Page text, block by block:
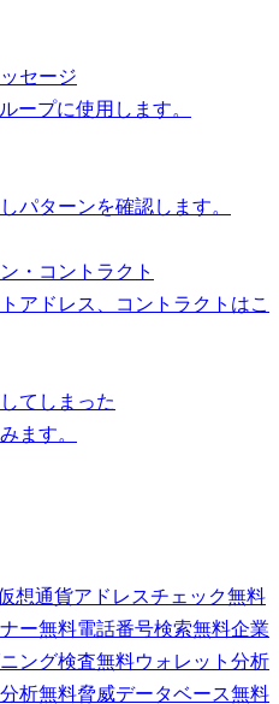
セージ
ープに使用します。
パターンを確認します。
・コントラクト
アドレス、コントラクトはこ
てしまった
ます。
想通貨アドレスチェック無料
ー無料電話番号検索無料企業
ング検査無料ウォレット分析
析無料脅威データベース無料